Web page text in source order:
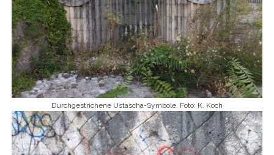
Durchgestrichene Ustascha-Symbole, Foto: K. Koch